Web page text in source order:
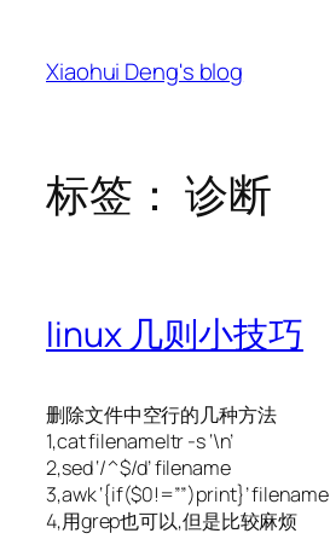
Xiaohui Deng's blog
标签： 诊断
linux 几则小技巧
删除文件中空行的几种方法
1,cat filename|tr -s ‘\n’
2,sed ‘/^$/d’ filename
3,awk ‘{if($0!=””)print}’ filename
4,用grep也可以,但是比较麻烦